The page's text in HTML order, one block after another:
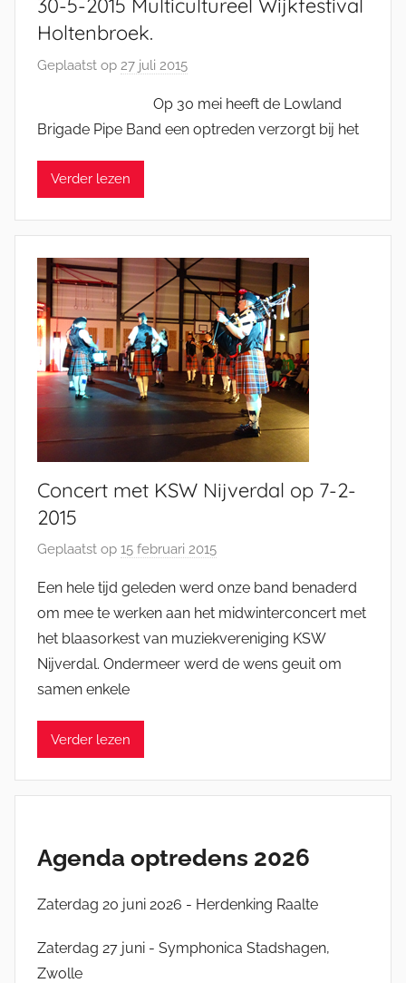
30-5-2015 Multicultureel Wijkfestival
Holtenbroek.
Geplaatst op 27 juli 2015
o
r
e
K
a
t
s
m
a
n
Op 30 mei heeft de Lowland
Brigade Pipe Band een optreden verzorgt bij het
Verder lezen
Concert met KSW Nijverdal op 7-2-
2015
Geplaatst op 15 februari 2015
o
r
J
e
m
n
Een hele tijd geleden werd onze band benaderd
om mee te werken aan het midwinterconcert met
het blaasorkest van muziekvereniging KSW
Nijverdal. Ondermeer werd de wens geuit om
samen enkele
Verder lezen
Agenda optredens 2026
Zaterdag 20 juni 2026 - Herdenking Raalte
Zaterdag 27 juni - Symphonica Stadshagen,
Zwolle